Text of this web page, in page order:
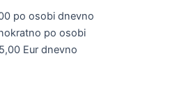
po osobi dnevno
po osobi
Eur dnevno